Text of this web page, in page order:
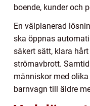
boende, kunder och
En välplanerad
ska öppnas
säkert sätt, klara
strömavbrott.
människor med
barnvagn till äldre